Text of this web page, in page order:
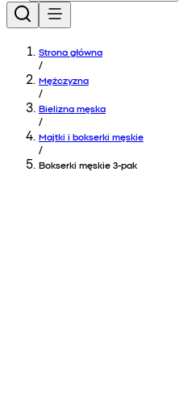
Strona główna
/
Mężczyzna
/
Bielizna męska
/
Majtki i bokserki męskie
/
Bokserki męskie 3-pak